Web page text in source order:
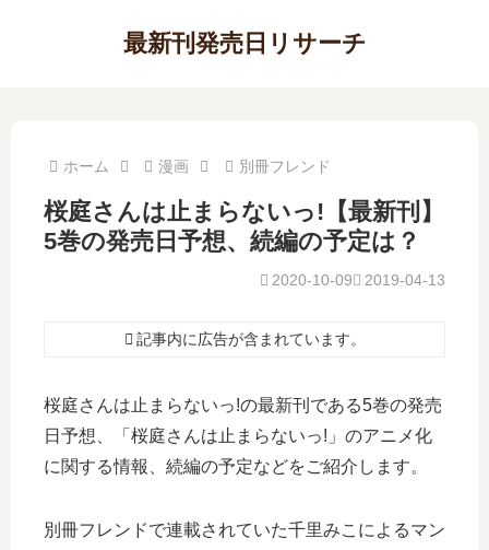
最新刊発売日リサーチ
ホーム 漫画 別冊フレンド
桜庭さんは止まらないっ!【最新刊】
5巻の発売日予想、続編の予定は？
2019-04-13
2020-10-09
記事内に広告が含まれています。
桜庭さんは止まらないっ!の最新刊である5巻の発売
日予想、「桜庭さんは止まらないっ!」のアニメ化
に関する情報、続編の予定などをご紹介します。
別冊フレンドで連載されていた千里みこによるマン